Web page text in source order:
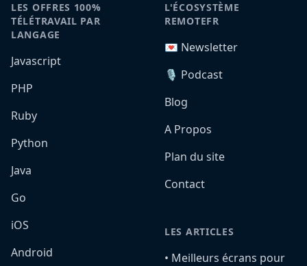
LES OFFRES 100%
TÉLÉTRAVAIL PAR
LANGAGE
Javascript
PHP
Ruby
Python
Java
Go
iOS
Android
L'ÉCOSYSTÈME
REMOTEFR
💌 Newsletter
🎙️ Podcast
Blog
A Propos
Plan du site
Contact
LES ARTICLES
•️ Meilleurs écrans pour